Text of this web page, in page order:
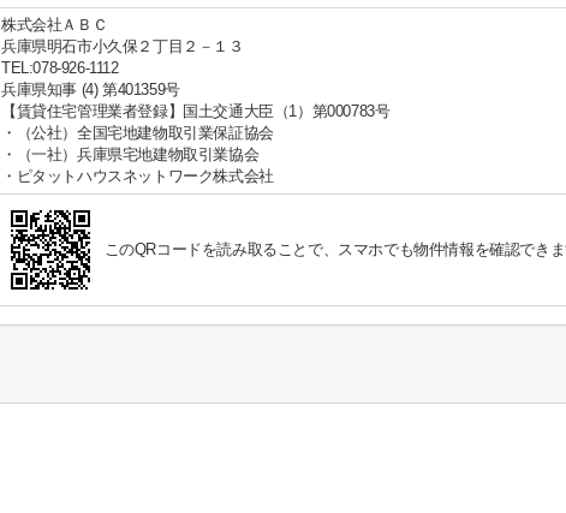
株式会社ＡＢＣ
兵庫県明石市小久保２丁目２－１３
TEL:078-926-1112
兵庫県知事 (4) 第401359号
【賃貸住宅管理業者登録】国土交通大臣（1）第000783号
・（公社）全国宅地建物取引業保証協会
・（一社）兵庫県宅地建物取引業協会
・ピタットハウスネットワーク株式会社
このQRコードを読み取ることで、スマホでも物件情報を確認でき